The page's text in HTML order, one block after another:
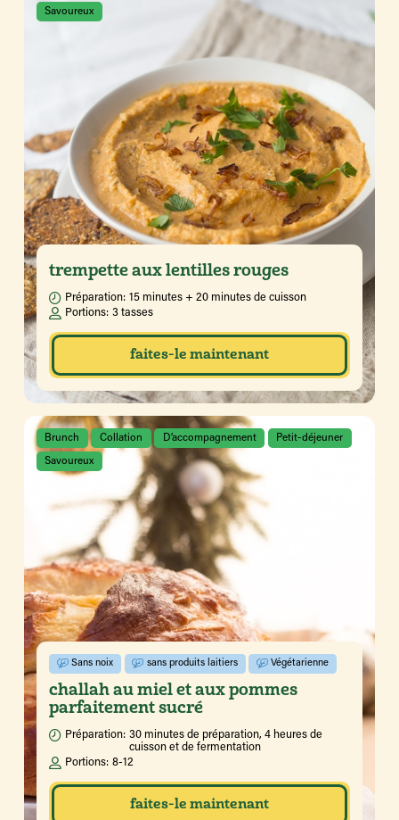
Savoureux
trempette aux lentilles rouges
Préparation: 15 minutes + 20 minutes de cuisson
Portions: 3 tasses
faites-le maintenant
Brunch Collation D’accompagnement Petit-déjeuner
Savoureux
Sans noix sans produits laitiers Végétarienne
challah au miel et aux pommes
parfaitement sucré
Préparation: 30 minutes de préparation, 4 heures de
cuisson et de fermentation
Portions: 8-12
faites-le maintenant